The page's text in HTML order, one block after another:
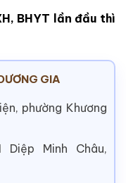
BHYT lần đầu thì
GIA
phường Khương
Diệp Minh Châu,